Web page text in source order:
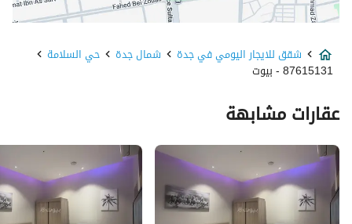
شقق للايجار اليومي في جدة شمال جدة حي السلامة
87615131 - بيوت
عقارات مشابهة